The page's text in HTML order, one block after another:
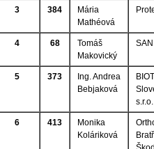
3 384
Mária
Mathéová
4 68
Tomáš
Makovický
5 373
Ing. Andrea
Bebjaková
s.r.o.
6 413
Monika
Koláriková